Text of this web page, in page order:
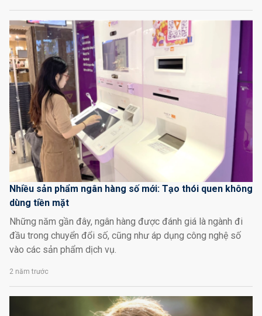
Nhiều sản phẩm ngân hàng số mới: Tạo thói quen không
dùng tiền mặt
Những năm gần đây, ngân hàng được đánh giá là ngành đi
đầu trong chuyển đổi số, cũng như áp dụng công nghệ số
vào các sản phẩm dịch vụ.
2 năm trước